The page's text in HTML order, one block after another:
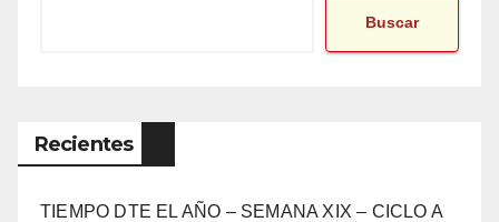
Buscar
Recientes
TIEMPO DTE EL AÑO – SEMANA XIX – CICLO A